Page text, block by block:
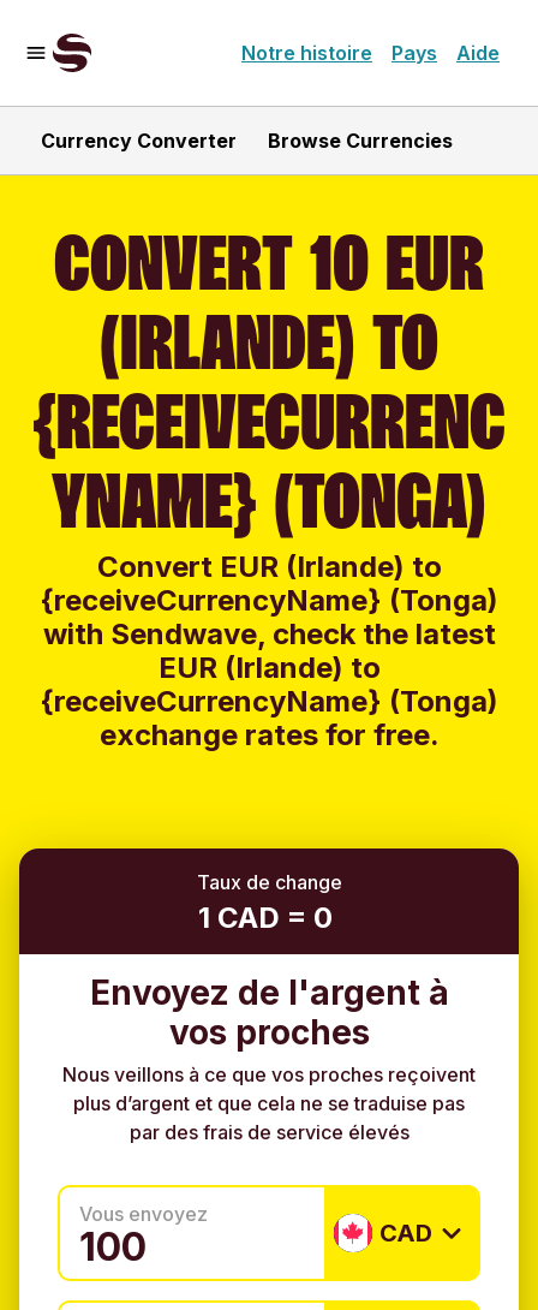
Notre histoire Pays Aide
Currency Converter Browse Currencies
CONVERT 10 EUR
(IRLANDE) TO
{RECEIVECURRENC
YNAME} (TONGA)
Convert EUR (Irlande) to
{receiveCurrencyName} (Tonga)
with Sendwave, check the latest
EUR (Irlande) to
{receiveCurrencyName} (Tonga)
exchange rates for free.
Taux de change
1 CAD = 0
Envoyez de l'argent à
vos proches
Nous veillons à ce que vos proches reçoivent
plus d’argent et que cela ne se traduise pas
par des frais de service élevés
Vous envoyez
CAD